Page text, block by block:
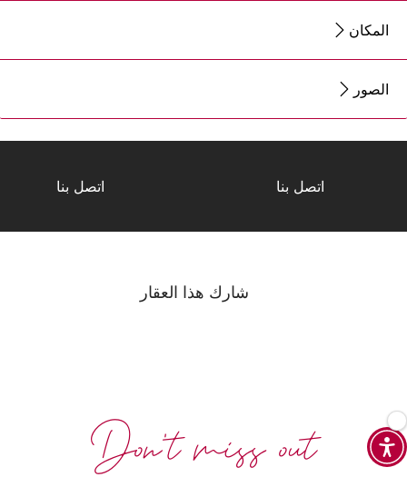
المكان
الصور
اتصل بنا اتصل بنا
شارك هذا العقار
Don't miss out